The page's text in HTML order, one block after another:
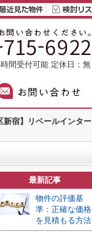
間受付可能 定休日：無
新宿】リベールインター
最新記事
物件の評価基
準：正確な価格
を見積もる方法